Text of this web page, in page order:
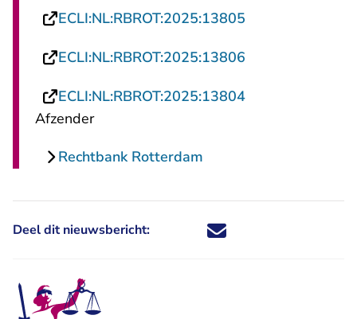
ECLI:NL:RBROT:2025:13805
ECLI:NL:RBROT:2025:13806
ECLI:NL:RBROT:2025:13804- U verlaat
Afzender
Rechtbank Rotterdam
Deel dit nieuwsbericht: Deel dit nieuwsbericht via X -
Deel dit nieuwsbericht via
Deel dit nieuwsbericht
Deel dit